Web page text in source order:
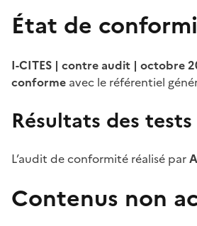
État de
I-CITES | contre audit | octobre
conforme avec le référentiel
Résultats des tests
L’audit de conformité réalisé par
Contenus non